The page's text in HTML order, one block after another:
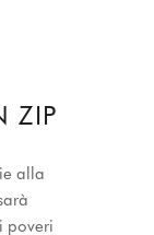
ZIP
alla
poveri